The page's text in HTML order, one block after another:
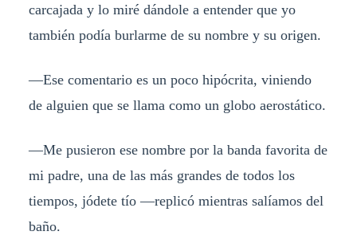
carcajada y lo miré dándole a entender que yo
también podía burlarme de su nombre y su origen.
—Ese comentario es un poco hipócrita, viniendo
de alguien que se llama como un globo aerostático.
—Me pusieron ese nombre por la banda favorita de
mi padre, una de las más grandes de todos los
tiempos, jódete tío —replicó mientras salíamos del
baño.